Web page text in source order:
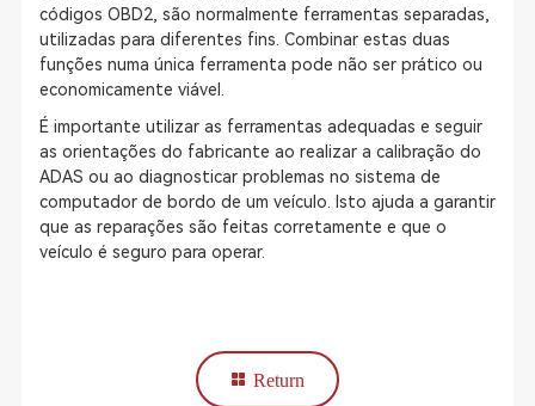
códigos OBD2, são normalmente ferramentas separadas,
utilizadas para diferentes fins. Combinar estas duas
funções numa única ferramenta pode não ser prático ou
economicamente viável.
É importante utilizar as ferramentas adequadas e seguir
as orientações do fabricante ao realizar a calibração do
ADAS ou ao diagnosticar problemas no sistema de
computador de bordo de um veículo. Isto ajuda a garantir
que as reparações são feitas corretamente e que o
veículo é seguro para operar.
Return